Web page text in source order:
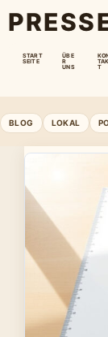
START
SEITE
ÜBE
R
UNS
TAK
T
BLOG LOKAL